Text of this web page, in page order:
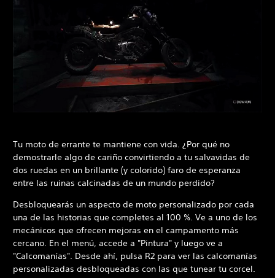
Tu moto de errante te mantiene con vida. ¿Por qué no
demostrarle algo de cariño convirtiendo a tu salvavidas de
dos ruedas en un brillante (y colorido) faro de esperanza
entre las ruinas calcinadas de un mundo perdido?
Desbloquearás un aspecto de moto personalizado por cada
una de las historias que completes al 100 %. Ve a uno de los
mecánicos que ofrecen mejoras en el campamento más
cercano. En el menú, accede a "Pintura" y luego ve a
"Calcomanías". Desde ahí, pulsa R2 para ver las calcomanías
personalizadas desbloqueadas con las que tunear tu corcel.